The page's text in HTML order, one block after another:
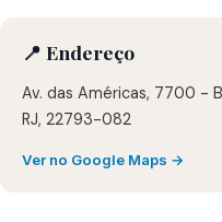
📍 Endereço
Av. das Américas, 7700 -
RJ, 22793-082
Ver no Google Maps →